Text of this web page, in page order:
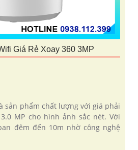
Giá Rẻ Xoay 360 3MP
sản phẩm chất lượng với giá phải
MP cho hình ảnh sắc nét. Với
đêm đến 10m nhờ công nghệ